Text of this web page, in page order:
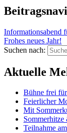
Informationsabend
Frohes neues Jahr!
Suchen nach:
Aktuelle
Bühne frei
Feierlicher
Mit
Teilnahme